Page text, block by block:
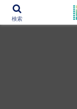
12000作品を紹
検索